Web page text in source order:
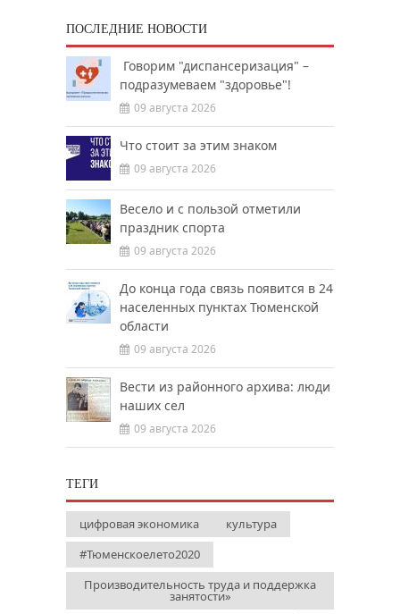
ПОСЛЕДНИЕ НОВОСТИ
Говорим "диспансеризация" –
подразумеваем "здоровье"!
09 августа 2026
Что стоит за этим знаком
09 августа 2026
Весело и с пользой отметили
праздник спорта
09 августа 2026
До конца года связь появится в 24
населенных пунктах Тюменской
области
09 августа 2026
Вести из районного архива: люди
наших сел
09 августа 2026
ТЕГИ
цифровая экономика
культура
#Тюменскоелето2020
Производительность труда и поддержка
занятости»